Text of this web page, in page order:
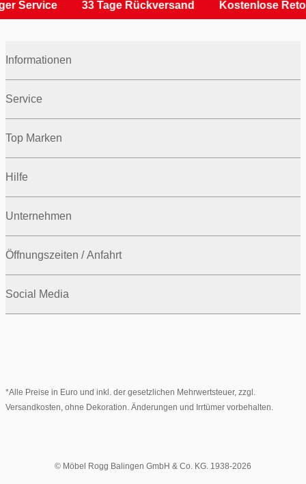
Service 33 Tage Rückversand Kostenlose
Informationen
Service
Top Marken
Hilfe
Unternehmen
Öffnungszeiten / Anfahrt
Social Media
*Alle Preise in Euro und inkl. der gesetzlichen Mehrwertsteuer, zzgl.
Versandkosten, ohne Dekoration. Änderungen und Irrtümer vorbehalten.
© Möbel Rogg Balingen GmbH & Co. KG. 1938-2026